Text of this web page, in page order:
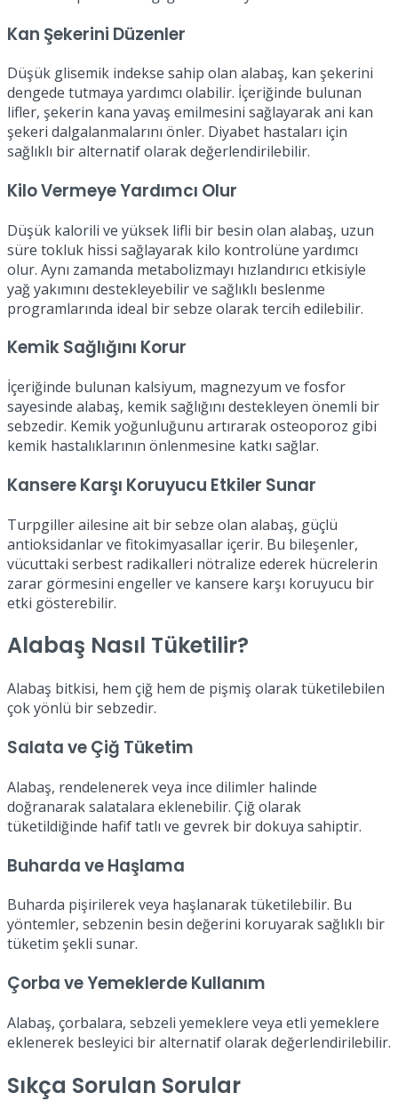
Kan Şekerini Düzenler
Düşük glisemik indekse sahip olan alabaş, kan şekerini
dengede tutmaya yardımcı olabilir. İçeriğinde bulunan
lifler, şekerin kana yavaş emilmesini sağlayarak ani kan
şekeri dalgalanmalarını önler. Diyabet hastaları için
sağlıklı bir alternatif olarak değerlendirilebilir.
Kilo Vermeye Yardımcı Olur
Düşük kalorili ve yüksek lifli bir besin olan alabaş, uzun
süre tokluk hissi sağlayarak kilo kontrolüne yardımcı
olur. Aynı zamanda metabolizmayı hızlandırıcı etkisiyle
yağ yakımını destekleyebilir ve sağlıklı beslenme
programlarında ideal bir sebze olarak tercih edilebilir.
Kemik Sağlığını Korur
İçeriğinde bulunan kalsiyum, magnezyum ve fosfor
sayesinde alabaş, kemik sağlığını destekleyen önemli bir
sebzedir. Kemik yoğunluğunu artırarak osteoporoz gibi
kemik hastalıklarının önlenmesine katkı sağlar.
Kansere Karşı Koruyucu Etkiler Sunar
Turpgiller ailesine ait bir sebze olan alabaş, güçlü
antioksidanlar ve fitokimyasallar içerir. Bu bileşenler,
vücuttaki serbest radikalleri nötralize ederek hücrelerin
zarar görmesini engeller ve kansere karşı koruyucu bir
etki gösterebilir.
Alabaş Nasıl Tüketilir?
Alabaş bitkisi, hem çiğ hem de pişmiş olarak tüketilebilen
çok yönlü bir sebzedir.
Salata ve Çiğ Tüketim
Alabaş, rendelenerek veya ince dilimler halinde
doğranarak salatalara eklenebilir. Çiğ olarak
tüketildiğinde hafif tatlı ve gevrek bir dokuya sahiptir.
Buharda ve Haşlama
Buharda pişirilerek veya haşlanarak tüketilebilir. Bu
yöntemler, sebzenin besin değerini koruyarak sağlıklı bir
tüketim şekli sunar.
Çorba ve Yemeklerde Kullanım
Alabaş, çorbalara, sebzeli yemeklere veya etli yemeklere
eklenerek besleyici bir alternatif olarak değerlendirilebilir.
Sıkça Sorulan Sorular